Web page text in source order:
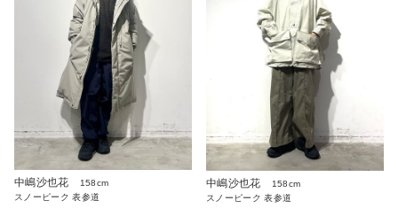
中嶋沙也花
158cm
スノーピーク 表参道
中嶋沙也花
158cm
スノーピーク 表参道